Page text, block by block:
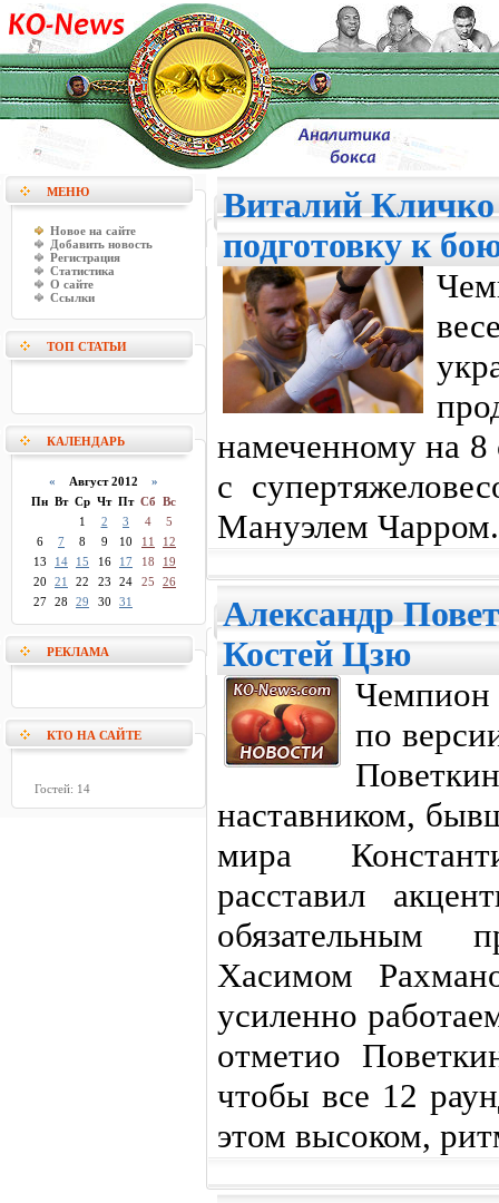
МЕНЮ
Новое на сайте
Добавить новость
Регистрация
Статистика
О сайте
Ссылки
ТОП СТАТЬИ
КАЛЕНДАРЬ
« Август 2012 »
Пн Вт Ср Чт Пт Сб Вс
1
2 3 4
5
6
7 8 9 10 11
12
13
14 15 16 17 18
19
20
21 22 23 24 25
26
27
28 29 30 31
РЕКЛАМА
КТО НА САЙТЕ
Гостей: 14
Виталий Кличко
подготовку к
намеченному на 8
с
Мануэлем Чарром.
Александр
Костей Цзю
по
наставником,
мира
расставил
обязательным
Хасимом
усиленно
отметио
чтобы все 12
этом высоком,